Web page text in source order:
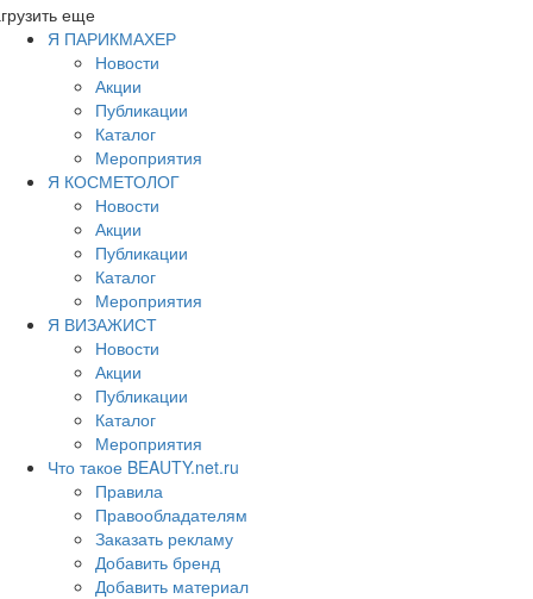
еще
Я ПАРИКМАХЕР
Новости
Акции
Публикации
Каталог
Мероприятия
Я КОСМЕТОЛОГ
Новости
Акции
Публикации
Каталог
Мероприятия
Я ВИЗАЖИСТ
Новости
Акции
Публикации
Каталог
Мероприятия
Что такое BEAUTY.net.ru
Правила
Правообладателям
Заказать рекламу
Добавить бренд
Добавить материал